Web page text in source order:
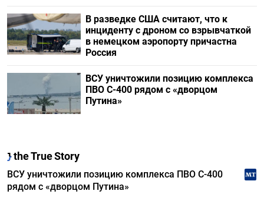
В разведке США считают, что к
инциденту с дроном со взрывчаткой
в немецком аэропорту причастна
Россия
ВСУ уничтожили позицию комплекса
ПВО С-400 рядом с «дворцом
Путина»